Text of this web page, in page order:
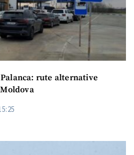
rute alternative